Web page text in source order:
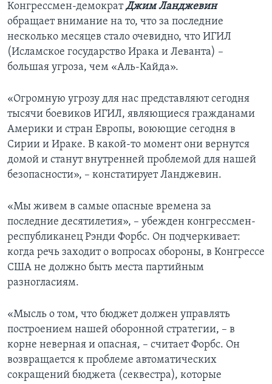
Конгрессмен-демократДжим Ланджевин
обращает внимание на то, что за последние
несколько месяцев стало очевидно, что ИГИЛ
(Исламское государство Ирака и Леванта) –
большая угроза, чем «Аль-Кайда».
«Огромную угрозу для нас представляют сегодня
тысячи боевиков ИГИЛ, являющиеся гражданами
Америки и стран Европы, воюющие сегодня в
Сирии и Ираке. В какой-то момент они вернутся
домой и станут внутренней проблемой для нашей
безопасности», – констатирует Ланджевин.
«Мы живем в самые опасные времена за
последние десятилетия», – убежден конгрессмен-
республиканец Рэнди Форбс. Он подчеркивает:
когда речь заходит о вопросах обороны, в Конгрессе
США не должно быть места партийным
разногласиям.
«Мысль о том, что бюджет должен управлять
построением нашей оборонной стратегии, – в
корне неверная и опасная, – считает Форбс. Он
возвращается к проблеме автоматических
сокращений бюджета (секвестра), которые